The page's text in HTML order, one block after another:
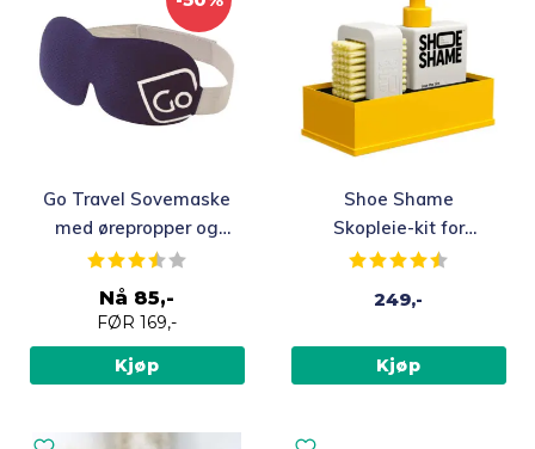
Go Travel Sovemaske
med ørepropper og
etui
Karakter:
Nå 85,-
FØR 169,-
Kjøp
Shoe Shame
Skopleie-kit for
sneakers
Karakter:
249,-
Kjøp